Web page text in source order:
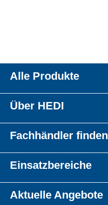
Alle Produkte
Über HEDI
Fachhändler finden
Einsatzbereiche
Aktuelle Angebote